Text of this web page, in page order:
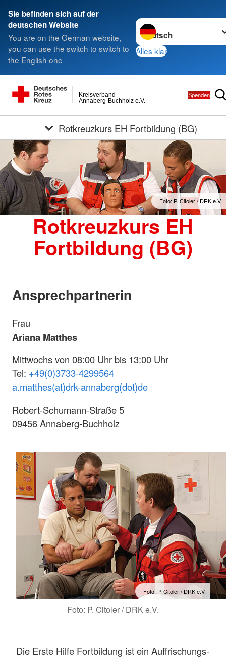
Sie befinden sich auf der
deutschen Website
You are on the German website,
you can use the switch to switch to
the English one
Sprache wechseln zu
Alles klar
Annaberg-Buchholz e.V.
Kreisverband Spenden
Rotkreuzkurs EH Fortbildung (BG)
Foto: P. Citoler / DRK e.V.
Rotkreuzkurs EH
Fortbildung (BG)
Ansprechpartnerin
Frau
Ariana Matthes
Mittwochs von 08:00 Uhr bis 13:00 Uhr
Tel: +49(0)3733-4299564
a.matthes(at)drk-annaberg(dot)de
Robert-Schumann-Straße 5
09456 Annaberg-Buchholz
Foto: P. Citoler / DRK e.V.
Foto: P. Citoler / DRK e.V.
Die Erste Hilfe Fortbildung ist ein Auffrischungs-